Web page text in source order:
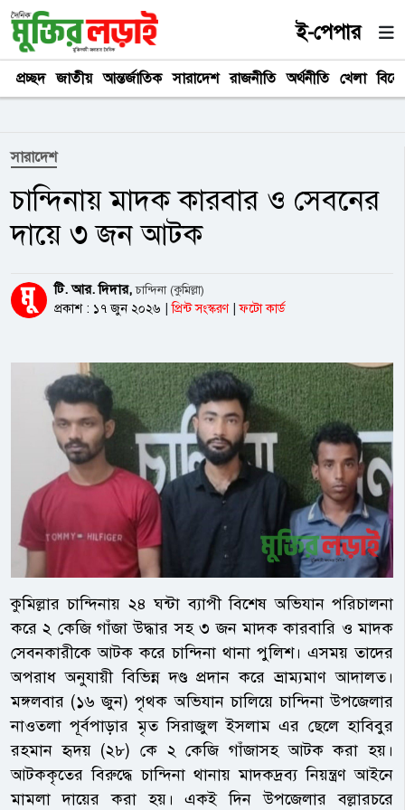
ই-পেপার
প্রচ্ছদ জাতীয় আন্তর্জাতিক সারাদেশ রাজনীতি অর্থনীতি খেলা
সারাদেশ
চান্দিনায় মাদক কারবার ও সেবনের
দায়ে ৩ জন আটক
টি. আর. দিদার,চান্দিনা (কুমিল্লা)
প্রকাশ : ১৭ জুন ২০২৬
প্রিন্ট সংস্করণ ফটো কার্ড
কুমিল্লার চান্দিনায় ২৪ ঘন্টা ব্যাপী বিশেষ অভিযান পরিচালনা
করে ২ কেজি গাঁজা উদ্ধার সহ ৩ জন মাদক কারবারি ও মাদক
সেবনকারীকে আটক করে চান্দিনা থানা পুলিশ। এসময় তাদের
অপরাধ অনুযায়ী বিভিন্ন দণ্ড প্রদান করে ভ্রাম্যমাণ আদালত।
মঙ্গলবার (১৬ জুন) পৃথক অভিযান চালিয়ে চান্দিনা উপজেলার
নাওতলা পূর্বপাড়ার মৃত সিরাজুল ইসলাম এর ছেলে হাবিবুর
রহমান হৃদয় (২৮) কে ২ কেজি গাঁজাসহ আটক করা হয়।
আটককৃতের বিরুদ্ধে চান্দিনা থানায় মাদকদ্রব্য নিয়ন্ত্রণ আইনে
মামলা দায়ের করা হয়। একই দিন উপজেলার বল্লারচরে